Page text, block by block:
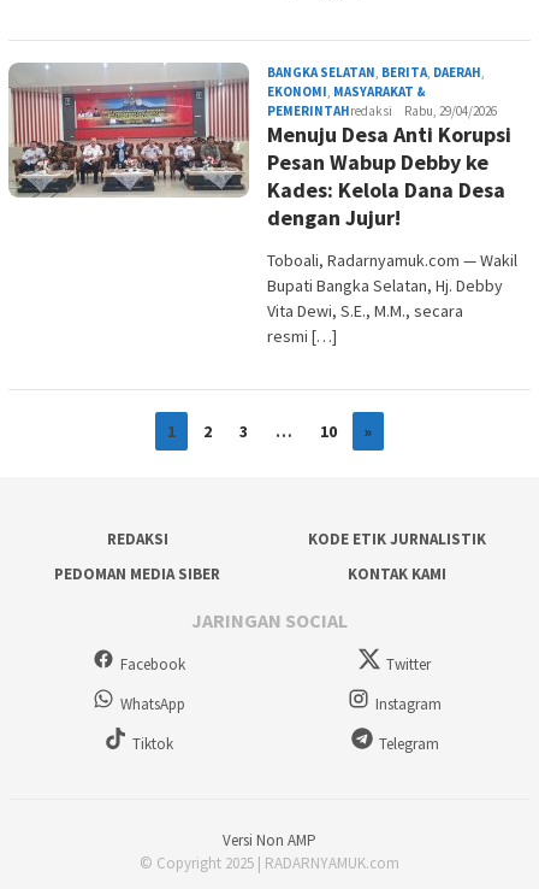
BANGKA SELATAN, BERITA, DAERAH,
EKONOMI, MASYARAKAT &
PEMERINTAHredaksi Rabu, 29/04/2026
Menuju Desa Anti Korupsi
Pesan Wabup Debby ke
Kades: Kelola Dana Desa
dengan Jujur!
Toboali, Radarnyamuk.com — Wakil
Bupati Bangka Selatan, Hj. Debby
Vita Dewi, S.E., M.M., secara
resmi […]
1 2 3 … 10 »
REDAKSI
KODE ETIK JURNALISTIK
PEDOMAN MEDIA SIBER
KONTAK KAMI
JARINGAN SOCIAL
Facebook
Twitter
WhatsApp
Instagram
Tiktok
Telegram
Versi Non AMP
© Copyright 2025 | RADARNYAMUK.com